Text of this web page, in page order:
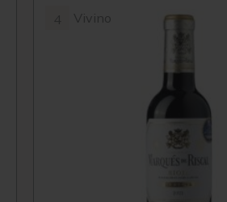
Vivino